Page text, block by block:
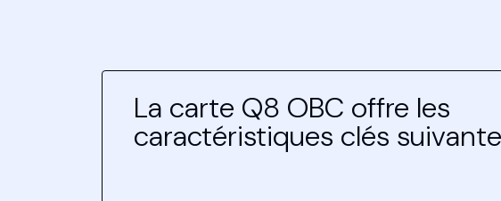
La carte Q8 OBC offre les
caractéristiques clés